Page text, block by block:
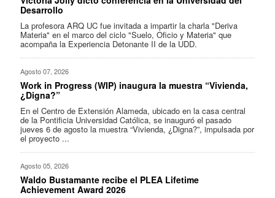
Desarrollo
La profesora ARQ UC fue invitada a impartir la charla "Deriva
Materia" en el marco del ciclo "Suelo, Oficio y Materia" que
acompaña la Experiencia Detonante II de la UDD.
Agosto 07, 2026
Work in Progress (WIP) inaugura la muestra “Vivienda,
¿Digna?”
En el Centro de Extensión Alameda, ubicado en la casa central
de la Pontificia Universidad Católica, se inauguró el pasado
jueves 6 de agosto la muestra “Vivienda, ¿Digna?”, impulsada por
el proyecto ...
Agosto 05, 2026
Waldo Bustamante recibe el PLEA Lifetime
Achievement Award 2026